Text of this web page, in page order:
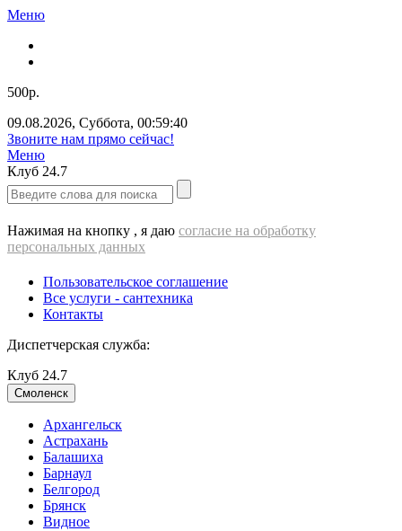
Меню
500р.
09.08.2026, Суббота, 00:59:40
Звоните нам прямо сейчас!
Меню
Клуб 24.7
Нажимая на кнопку , я даю согласие на обработку
персональных данных
Пользовательское соглашение
Все услуги - cантехника
Контакты
Диспетчерская служба:
Клуб 24.7
Смоленск
Архангельск
Астрахань
Балашиха
Барнаул
Белгород
Брянск
Видное